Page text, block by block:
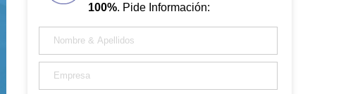
100%. Pide Información: